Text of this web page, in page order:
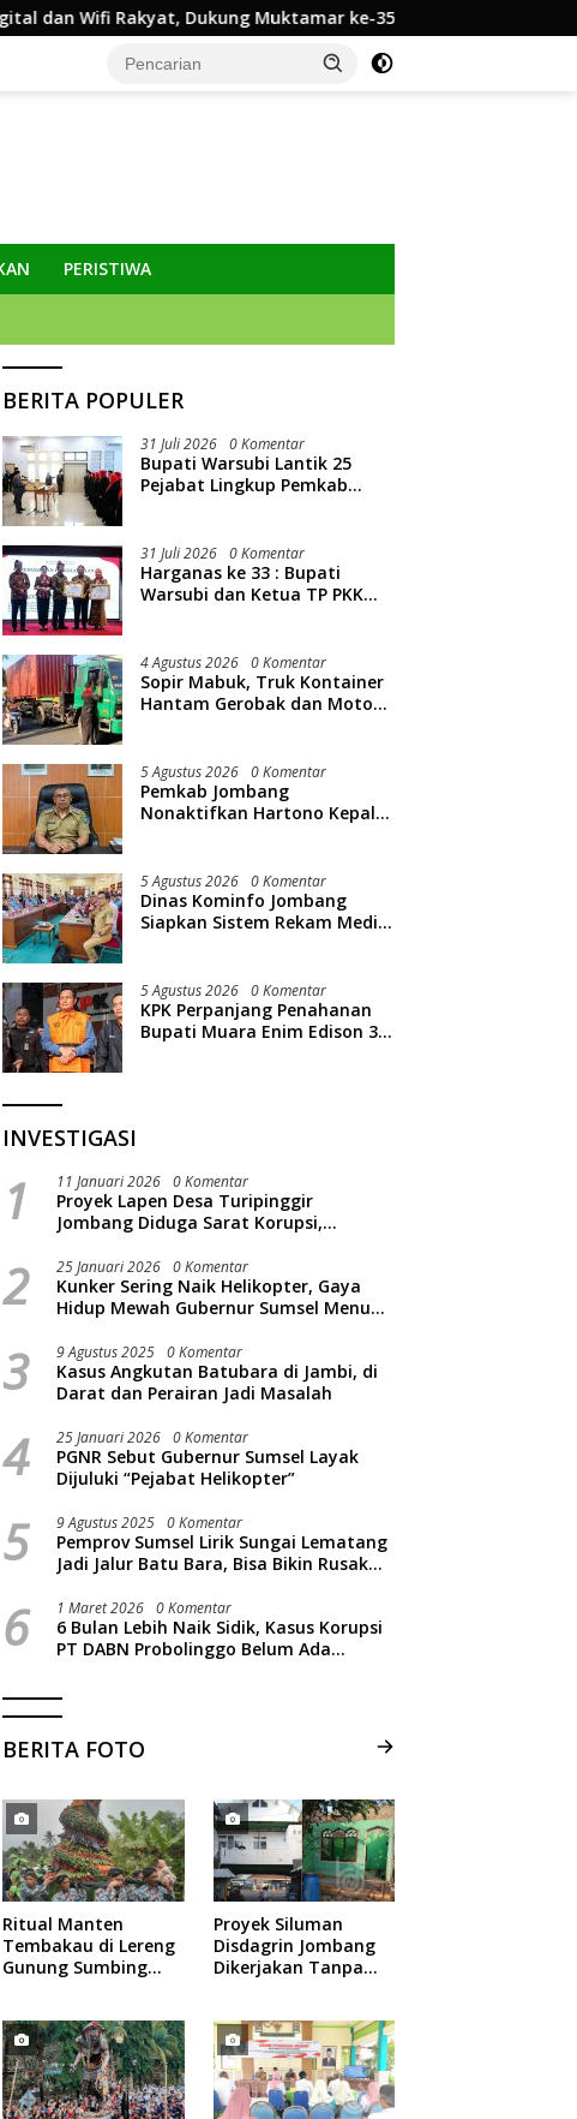
Muktamar ke-35 NU Pemkab Jombang
PERISTIWA
BERITA POPULER
31 Juli 2026 0 Komentar
Bupati Warsubi Lantik 25
Pejabat Lingkup Pemkab
31 Juli 2026 0 Komentar
Harganas ke 33 : Bupati
Warsubi dan Ketua TP PKK
4 Agustus 2026 0 Komentar
Sopir Mabuk, Truk Kontainer
Hantam Gerobak dan Motor
5 Agustus 2026 0 Komentar
Pemkab Jombang
Nonaktifkan Hartono Kepala
5 Agustus 2026 0 Komentar
Dinas Kominfo Jombang
Siapkan Sistem Rekam Medis
5 Agustus 2026 0 Komentar
KPK Perpanjang Penahanan
Bupati Muara Enim Edison 30
INVESTIGASI
1 11 Januari 2026 0 Komentar
Proyek Lapen Desa Turipinggir
Jombang Diduga Sarat Korupsi,
2 25 Januari 2026 0 Komentar
Kunker Sering Naik Helikopter, Gaya
Hidup Mewah Gubernur Sumsel Menuai
3 9 Agustus 2025 0 Komentar
Kasus Angkutan Batubara di Jambi, di
Darat dan Perairan Jadi Masalah
4 25 Januari 2026 0 Komentar
PGNR Sebut Gubernur Sumsel Layak
Dijuluki “Pejabat Helikopter”
5 9 Agustus 2025 0 Komentar
Pemprov Sumsel Lirik Sungai Lematang
Jadi Jalur Batu Bara, Bisa Bikin Rusak
6 1 Maret 2026 0 Komentar
6 Bulan Lebih Naik Sidik, Kasus Korupsi
PT DABN Probolinggo Belum Ada
BERITA FOTO
Ritual Manten
Tembakau di Lereng
Gunung Sumbing
Proyek Siluman
Disdagrin Jombang
Dikerjakan Tanpa